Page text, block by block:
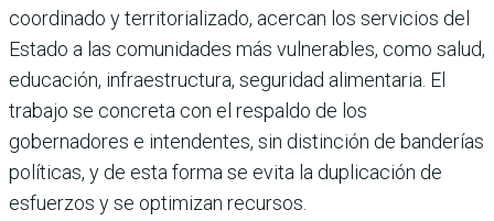
coordinado y territorializado, acercan los servicios del
Estado a las comunidades más vulnerables, como salud,
educación, infraestructura, seguridad alimentaria. El
trabajo se concreta con el respaldo de los
gobernadores e intendentes, sin distinción de banderías
políticas, y de esta forma se evita la duplicación de
esfuerzos y se optimizan recursos.